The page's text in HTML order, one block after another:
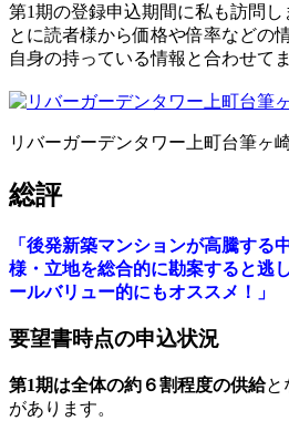
第1期の登録申込期間に私も訪問し
とに読者様から価格や倍率などの
自身の持っている情報と合わせて
リバーガーデンタワー上町台筆
総評
「後発新築マンションが高騰する
様・立地を総合的に勘案すると逃
ールバリュー的にもオススメ！」
要望書時点の申込状況
第1期は全体の約６割程度の供給と
があります。